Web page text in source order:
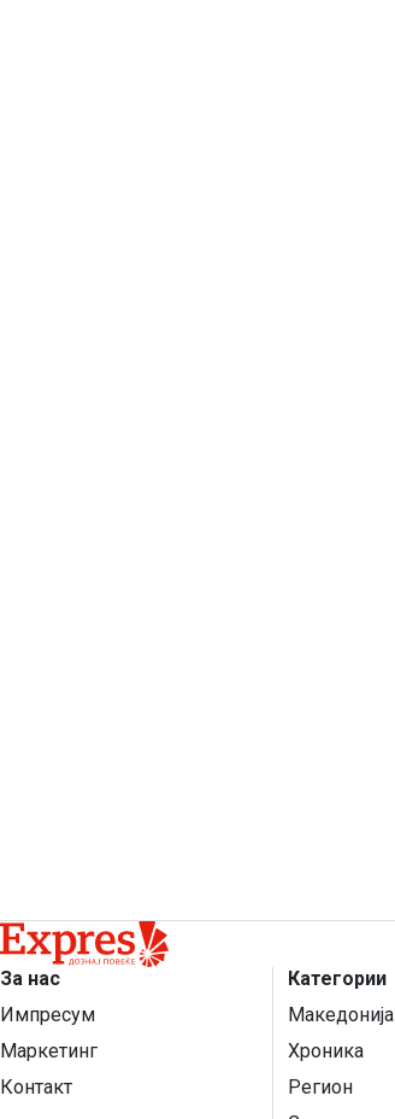
За нас
Импресум
Маркетинг
Контакт
Категории
Македонија
Хроника
Регион